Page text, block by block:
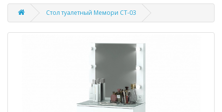
Стол туалетный Мемори СТ-03